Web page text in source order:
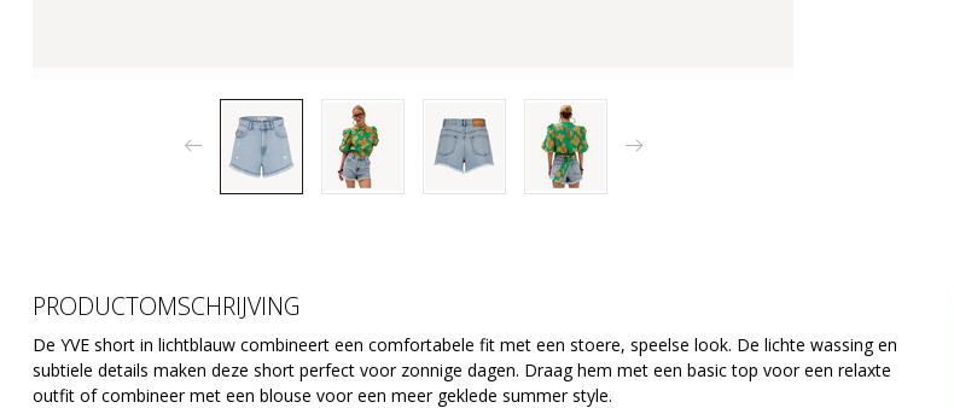
PRODUCTOMSCHRIJVING
De YVE short in lichtblauw combineert een comfortabele fit met een stoere, speelse look. De lichte wassing en
subtiele details maken deze short perfect voor zonnige dagen. Draag hem met een basic top voor een relaxte
outfit of combineer met een blouse voor een meer geklede summer style.